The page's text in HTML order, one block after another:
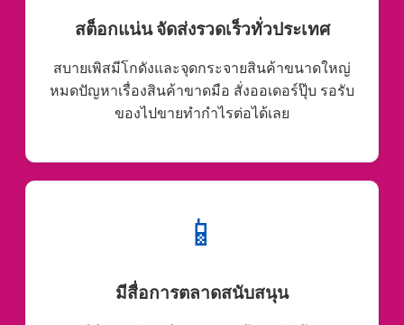
สต็อกแน่น จัดส่งรวดเร็วทั่วประเทศ
สบายเพิสมีโกดังและจุดกระจายสินค้าขนาดใหญ่
หมดปัญหาเรื่องสินค้าขาดมือ สั่งออเดอร์ปุ๊บ รอรับ
ของไปขายทำกำไรต่อได้เลย
📱
มีสื่อการตลาดสนับสนุน